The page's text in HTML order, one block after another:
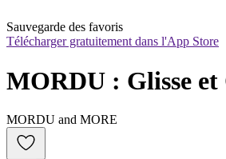
Sauvegarde des favoris
Télécharger gratuitement dans l'App Store
MORDU : Glisse
MORDU and MORE